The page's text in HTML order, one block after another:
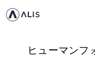
ヒューマンフ